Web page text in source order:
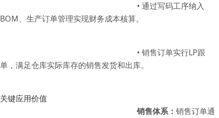
• 通过写码工序纳入
BOM、生产订单管理实现财务成本核算。
• 销售订单实行LP跟
单，满足仓库实际库存的销售发货和出库。
关键应用价值
销售体系： 销售订单通